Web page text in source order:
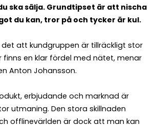
ska sälja. Grundtipset är att nischa
du kan, tror på och tycker är kul.
det att kundgruppen är tillräckligt stor
finns en klar fördel med nätet, menar
Anton Johansson.
erbjudande och marknad är
utmaning. Den stora skillnaden
offlinevärlden är dock att man kan